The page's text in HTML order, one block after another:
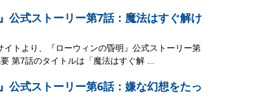
公式ストーリー第7話：魔法はすぐ解け
イトより、『ローウィンの昏明』公式ストーリー第
第7話のタイトルは「魔法はすぐ解 ...
公式ストーリー第6話：嫌な幻想をたっ